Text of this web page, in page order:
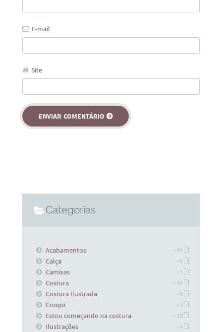
E-mail
Site
Categorias
Acabamentos » 44
Calça » 5
Camisas » 3
Costura » 66
Costura Ilustrada » 5
Croqui » 3
Estou começando na costura » 10
Ilustrações » 4